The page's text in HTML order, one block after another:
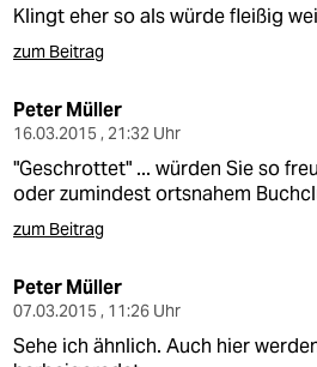
genossenschaft
Klingt eher so als würde fleißig
zum Beitrag
Peter Müller
16.03.2015 , 21:32 Uhr
"Geschrottet" ... würden Sie so
oder zumindest ortsnahem
zum Beitrag
Peter Müller
07.03.2015 , 11:26 Uhr
Sehe ich ähnlich. Auch hier